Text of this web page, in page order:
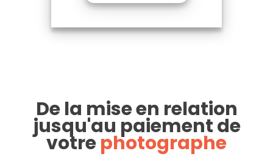
De la mise en relation
jusqu'au paiement de
votrephotographe